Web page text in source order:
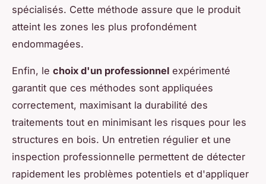
spécialisés. Cette méthode assure que le produit
atteint les zones les plus profondément
endommagées.
Enfin, le choix d'un professionnel expérimenté
garantit que ces méthodes sont appliquées
correctement, maximisant la durabilité des
traitements tout en minimisant les risques pour les
structures en bois. Un entretien régulier et une
inspection professionnelle permettent de détecter
rapidement les problèmes potentiels et d'appliquer